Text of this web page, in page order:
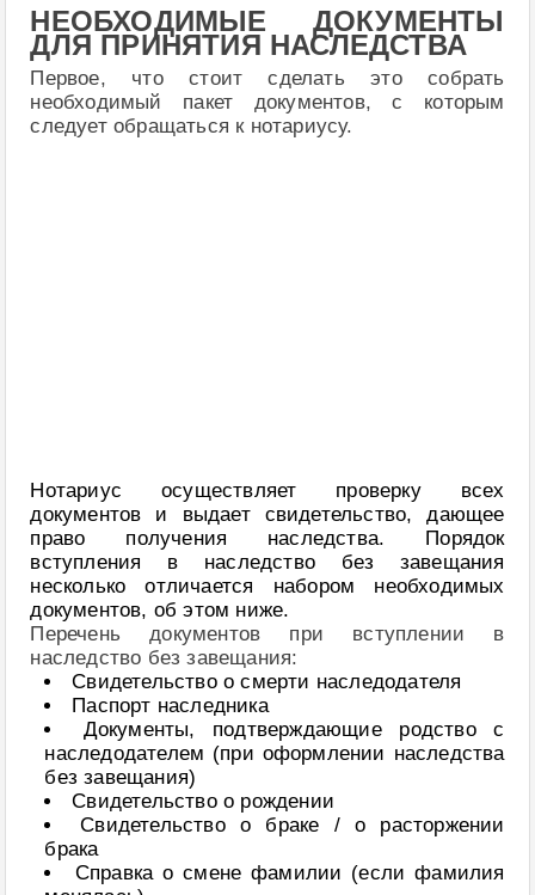
НЕОБХОДИМЫЕ ДОКУМЕНТЫ
ДЛЯ ПРИНЯТИЯ НАСЛЕДСТВА
Первое, что стоит сделать это собрать
необходимый пакет документов, с которым
следует обращаться к нотариусу.
Нотариус осуществляет проверку всех
документов и выдает свидетельство, дающее
право получения наследства. Порядок
вступления в наследство без завещания
несколько отличается набором необходимых
документов, об этом ниже.
Перечень документов при вступлении в
наследство без завещания:
Свидетельство о смерти наследодателя
Паспорт наследника
Документы, подтверждающие родство с
наследодателем (при оформлении наследства
без завещания)
Свидетельство о рождении
Свидетельство о браке / о расторжении
брака
Справка о смене фамилии (если фамилия